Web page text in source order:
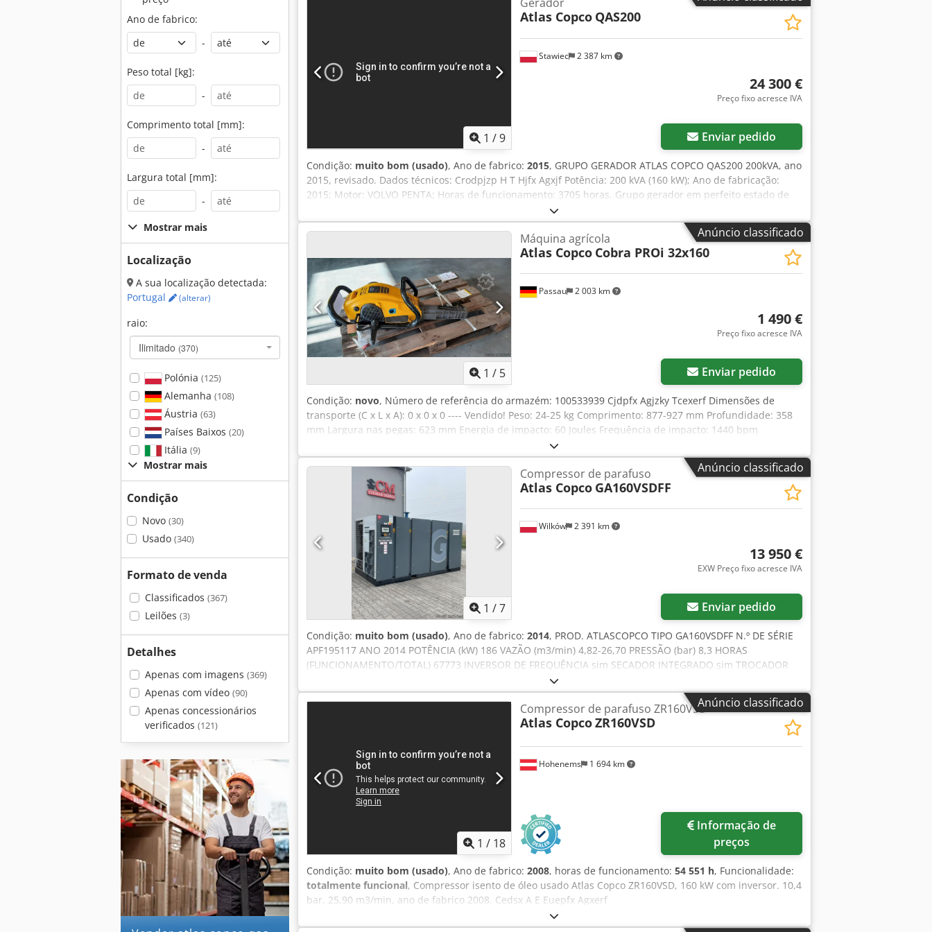
Ano de fabrico:
-
Peso total [kg]:
-
Comprimento total [mm]:
-
Largura total [mm]:
-
Mostrar mais
Localização
A sua localização detectada:
Portugal
(alterar)
raio:
Ilimitado (370)
Polónia (125)
Alemanha (108)
Áustria (63)
Países Baixos (20)
Itália (9)
Mostrar mais
Condição
Novo (30)
Usado (340)
Formato de venda
Classificados (367)
Leilões (3)
Detalhes
Apenas com imagens (369)
Apenas com vídeo (90)
Apenas concessionários
verificados (121)
dosagem de 1 componente e 2 componentes (viscosidade baixa a média, também abrasivos) Os tanques
têm 50 e 20 litros Codsy Naf Ejpfx Agxsrf Tensão de controle: 24 V CC Conexão à rede: conforme esquema
elétrico Corrente nominal: conforme esquema elétrico Consumo de energia: conforme esquema elétrico
Fusível: conforme esquema elétrico Pressão de operação: 6 bar Monitoramento de pressão: 4 bar
Temperatura de operação: +10 °C a +40 °C Temperatura de armazenamento: −20 °C a +60 °C Umidade do
ar: 10% a 85% (não condensante) Classe de proteção do quadro de comando: IP54 Classe de proteção do
equipamento completo: IP20 Superfície de instalação: máx. 0,5% de inclinação Espaço livre ao redor do
equipamento: 0,8 m Espaço livre em frente ao quadro de comando: 1,2 m Largura: 1500 mm x Altura:
2050 mm x Profundidade: 770 mm Peso: 430 kg Scheugenpflug SNDE121196 ZES 217955 Dimensões: C 212
cm / L 209 cm / A 215 cm / Scheugenpflug SNDE121197 ZES 217958 Dimensões: C 190 cm / L 190 cm / A
220 cm / 43
1 /9
Stawiec 2 387 km
Gerador
Atlas Copco QAS200
24 300 €
Preço fixo acresce IVA
Enviar pedido
Condição: muito bom (usado), Ano de fabrico: 2015, GRUPO GERADOR ATLAS COPCO QAS200 200kVA, ano
2015, revisado. Dados técnicos: Crodpjzp H T Hjfx Agxjf Potência: 200 kVA (160 kW); Ano de fabricação:
2015; Motor: VOLVO PENTA; Horas de funcionamento: 3705 horas. Grupo gerador em perfeito estado de
funcionamento. Preço líquido: 105.000 zł; Preço bruto: 129.150 zł. Link para o vídeo abaixo.
Anúncio classificado
1 / 5
Passau 2 003 km
Máquina agrícola
Atlas Copco Cobra PROi 32x160
1 490 €
Preço fixo acresce IVA
Enviar pedido
Condição: novo, Número de referência do armazém: 100533939 Cjdpfx Agjzky Tcexerf Dimensões de
transporte (C x L x A): 0 x 0 x 0 ---- Vendido! Peso: 24-25 kg Comprimento: 877-927 mm Profundidade: 358
mm Largura nas pegas: 623 mm Energia de impacto: 60 Joules Frequência de impacto: 1440 bpm
Anúncio classificado
1 /7
Wilków 2 391 km
Compressor de parafuso
Atlas Copco GA160VSDFF
13 950 €
EXW Preço fixo acresce IVA
Enviar pedido
Condição: muito bom (usado), Ano de fabrico: 2014, PROD. ATLASCOPCO TIPO GA160VSDFF N.º DE SÉRIE
APF195117 ANO 2014 POTÊNCIA (kW) 186 VAZÃO (m3/min) 4,82-26,70 PRESSÃO (bar) 8,3 HORAS
(FUNCIONAMENTO/TOTAL) 67773 INVERSOR DE FREQUÊNCIA sim SECADOR INTEGRADO sim TROCADOR
DE CALOR não ARREFECIMENTO (AR/ÁGUA) ar Csdozl S Smjpfx Agxerf INSTALADO EM RESERVATÓRIO não
DOCUMENTAÇÃO não CONEXÕES 3 NOVO/USADO USADO
Anúncio classificado
1 / 18
Hohenems 1 694 km
Compressor de parafuso ZR160VSD
Atlas CopcoZR160VSD
preços
Condição: muito bom (usado), Ano de fabrico: 2008, horas de funcionamento: 54 551 h, Funcionalidade:
totalmente funcional, Compressor isento de óleo usado Atlas Copco ZR160VSD, 160 kW com inversor. 10,4
bar, 25,90 m3/min, ano de fabrico 2008. Cedsx A E Euepfx Agxerf